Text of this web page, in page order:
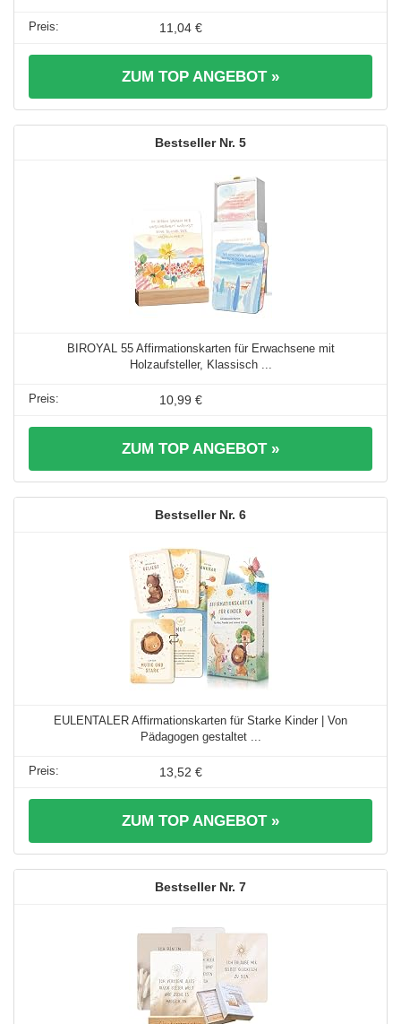
11,04 €
ZUM TOP ANGEBOT »
5
BIROYAL 55 Affirmationskarten für Erwachsene mit
Holzaufsteller, Klassisch ...
10,99 €
ZUM TOP ANGEBOT »
6
EULENTALER Affirmationskarten für Starke Kinder | Von
Pädagogen gestaltet ...
13,52 €
ZUM TOP ANGEBOT »
7